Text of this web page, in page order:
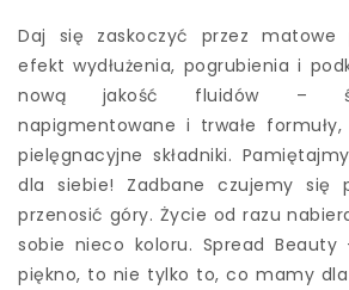
Daj się zaskoczyć przez matowe
efekt wydłużenia, pogrubienia i
nową jakość fluidów –
napigmentowane i trwałe
pielęgnacyjne składniki.
dla siebie! Zadbane czujemy się
przenosić góry. Życie od razu
sobie nieco koloru. Spread Beauty
piękno, to nie tylko to, co mamy